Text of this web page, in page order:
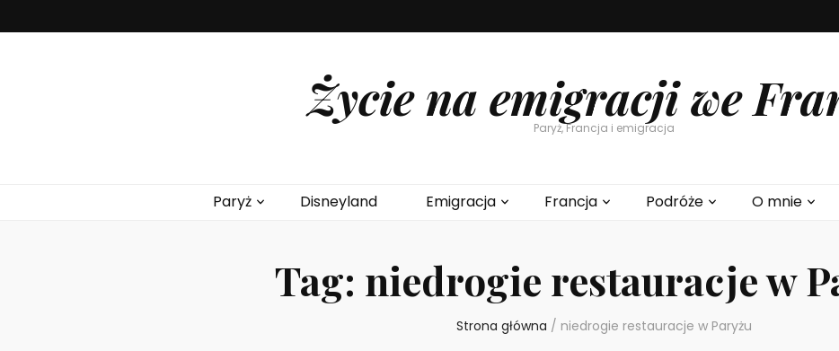
Życie na emigracji we
Paryż, Francja i emigracja
Paryż Disneyland Emigracja Francja Podróże O mnie
Tag: niedrogie restauracje w
Strona główna / niedrogie restauracje w Paryżu